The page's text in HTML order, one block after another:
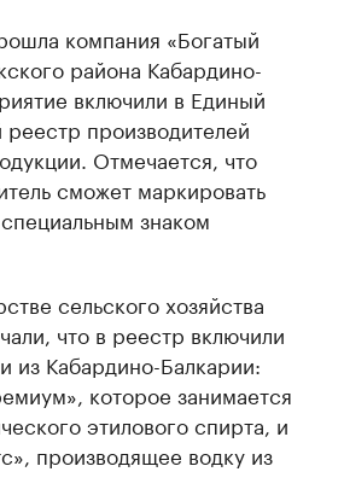
компания «Богатый
района Кабардино-
включили в Единый
производителей
Отмечается, что
сможет маркировать
знаком
сельского хозяйства
что в реестр включили
из Кабардино-Балкарии:
которое занимается
этилового спирта, и
производящее водку из